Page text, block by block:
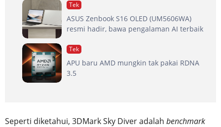
Tek
ASUS Zenbook S16 OLED (UM5606WA)
resmi hadir, bawa pengalaman AI terbaik
Tek
APU baru AMD mungkin tak pakai RDNA
3.5
Seperti diketahui, 3DMark Sky Diver adalah benchmark